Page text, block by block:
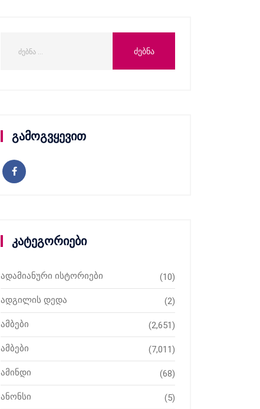
გამოგვყევით
კატეგორიები
ადამიანური ისტორიები (10)
ადგილის დედა (2)
ამბები (2,651)
ამბები (7,011)
ამინდი (68)
ანონსი (5)